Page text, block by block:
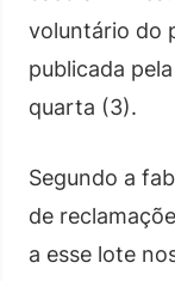
voluntário do
publicada
quarta (3).
Segundo a
de
a esse lote